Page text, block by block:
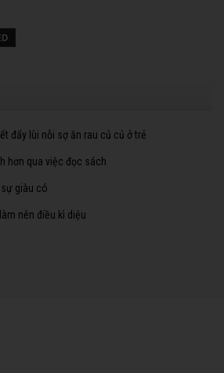
đẩy lùi nỗi sợ ăn rau củ củ ở trẻ
hơn qua việc đọc sách
giàu có
nên điều kì diệu